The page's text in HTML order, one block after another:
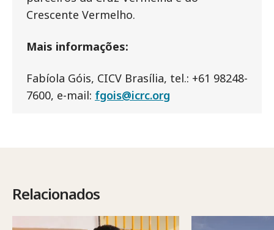
Crescente Vermelho.
Mais informações:
Fabíola Góis, CICV Brasília, tel.: +61 98248-
7600, e-mail: fgois@icrc.org
Relacionados